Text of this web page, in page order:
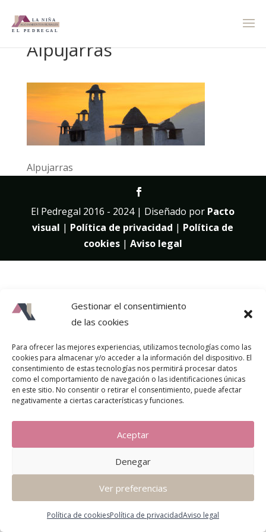
Gestionar el consentimiento
de las cookies
Para ofrecer las mejores experiencias, utilizamos tecnologías como las
cookies para almacenar y/o acceder a la información del dispositivo. El
consentimiento de estas tecnologías nos permitirá procesar datos
como el comportamiento de navegación o las identificaciones únicas
en este sitio. No consentir o retirar el consentimiento, puede afectar
negativamente a ciertas características y funciones.
Aceptar
Denegar
Ver preferencias
Política de cookiesPolítica de privacidadAviso legal
Alpujarras
Alpujarras
El Pedregal 2016 - 2024 | Diseñado por Pacto
visual | Política de privacidad | Política de
cookies| Aviso legal